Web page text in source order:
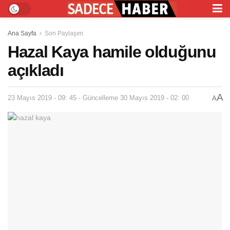
Ana Sayfa Son Paylaşım
Hazal Kaya hamile olduğunu
açıkladı
23 Mayıs 2019 - 09: 45 - Güncelleme 30 Mayıs 2019 - 02: 00 AA